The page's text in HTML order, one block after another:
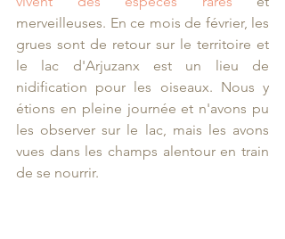
merveilleuses. En ce mois de février, les
grues sont de retour sur le territoire et
le lac d'Arjuzanx est un lieu de
nidification pour les oiseaux. Nous y
étions en pleine journée et n'avons pu
les observer sur le lac, mais les avons
vues dans les champs alentour en train
de se nourrir.